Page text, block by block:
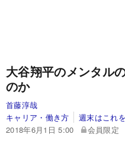
大谷翔平のメンタル
のか
首藤淳哉
キャリア・働き方
週末はこれ
2018年6月1日 5:00
会員限定